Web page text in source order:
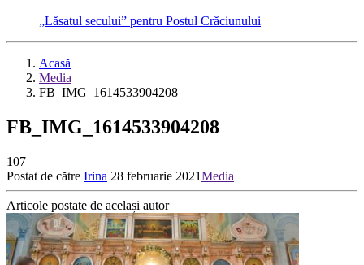
„Lăsatul secului” pentru Postul Crăciunului
Acasă
Media
FB_IMG_1614533904208
FB_IMG_1614533904208
107
Postat de către Irina 28 februarie 2021Media
Articole postate de același autor